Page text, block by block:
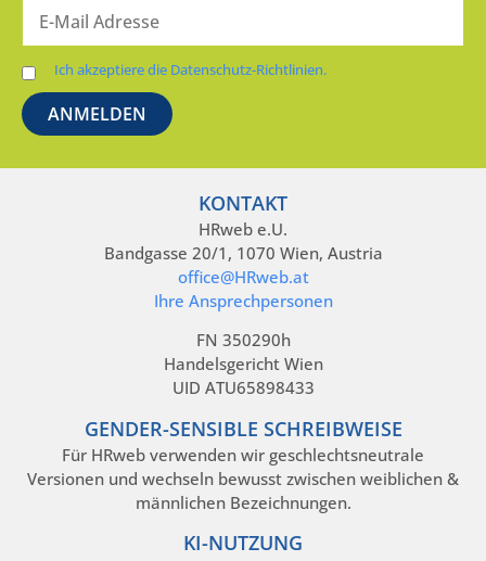
Ich akzeptiere die Datenschutz-Richtlinien.
KONTAKT
HRweb e.U.
Bandgasse 20/1, 1070 Wien, Austria
office@HRweb.at
Ihre Ansprechpersonen
FN 350290h
Handelsgericht Wien
UID ATU65898433
GENDER-SENSIBLE SCHREIBWEISE
Für HRweb verwenden wir geschlechtsneutrale
Versionen und wechseln bewusst zwischen weiblichen &
männlichen Bezeichnungen.
KI-NUTZUNG